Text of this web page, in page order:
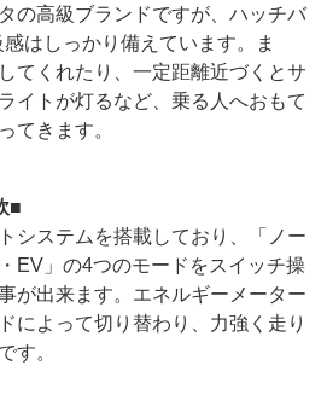
の高級ブランドですが、ハッチバ
はしっかり備えています。ま
てくれたり、一定距離近づくとサ
イトが灯るなど、乗る人へおもて
てきます。
■
システムを搭載しており、「ノー
EV」の4つのモードをスイッチ操
が出来ます。エネルギーメーター
によって切り替わり、力強く走り
す。